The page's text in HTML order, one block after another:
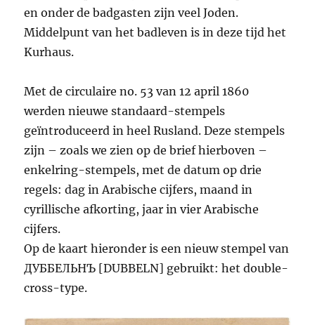
en onder de badgasten zijn veel Joden.
Middelpunt van het badleven is in deze tijd het
Kurhaus.
Met de circulaire no. 53 van 12 april 1860
werden nieuwe standaard-stempels
geïntroduceerd in heel Rusland. Deze stempels
zijn – zoals we zien op de brief hierboven –
enkelring-stempels, met de datum op drie
regels: dag in Arabische cijfers, maand in
cyrillische afkorting, jaar in vier Arabische
cijfers.
Op de kaart hieronder is een nieuw stempel van
ДУББЕЛЬНЪ [DUBBELN] gebruikt: het double-
cross-type.